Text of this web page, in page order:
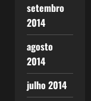
setembro
2014
agosto
2014
julho 2014